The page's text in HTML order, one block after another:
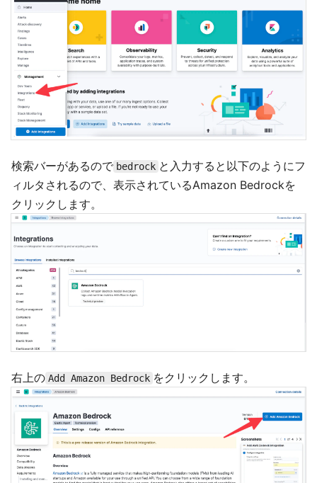
検索バーがあるので bedrock と入力すると以下のようにフ
ィルタされるので、表示されているAmazon Bedrockを
クリックします。
右上の Add Amazon Bedrock をクリックします。